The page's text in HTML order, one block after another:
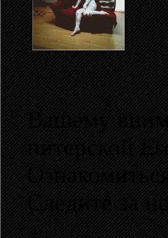
Вашему
питерской
Следите за